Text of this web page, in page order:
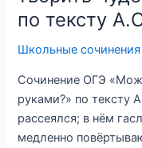
по тексту
Школьные сочинения
Сочинение ОГЭ
руками?» по тексту
рассеялся; в нём
медленно